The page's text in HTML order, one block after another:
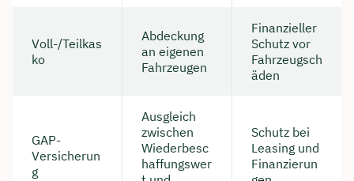
Voll-/Teilkas
ko
Abdeckung
an eigenen
Fahrzeugen
Finanzieller
Schutz vor
Fahrzeugsch
äden
GAP-
Versicherun
g
Ausgleich
zwischen
Wiederbesc
haffungswer
Schutz bei
Leasing und
Finanzierun